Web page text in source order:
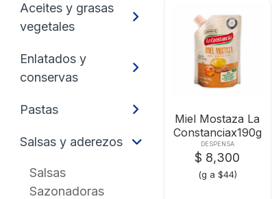
Aceites y grasas
vegetales
Enlatados y
conservas
Pastas
Salsas y aderezos
Salsas
Sazonadoras
Miel Mostaza La
Constanciax190g
DESPENSA
$ 8,300
(g a $44)